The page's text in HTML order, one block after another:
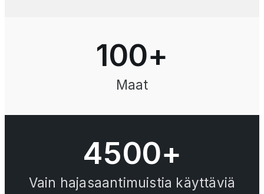
100+
Maat
4500+
Vain hajasaantimuistia käyttäviä